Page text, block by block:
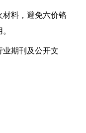
材料，避免六价铬
业期刊及公开文